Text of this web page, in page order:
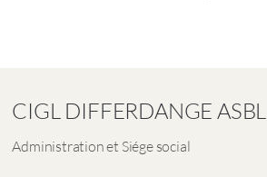
CIGL DIFFERDANGE ASBL
Administration et Siége social